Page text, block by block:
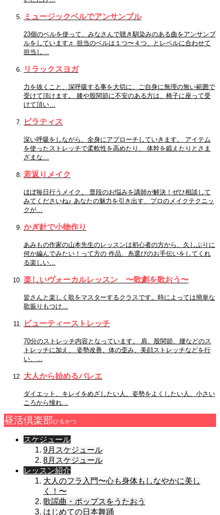
ミュージックベルでアンサンブル
23個のベルを使って、みなさんで聴き馴染みのある曲をアンサンブ
ルをしています♬ 担当のベルは１つ〜４つ、とレベルに合わせて
担当し…
リラックスヨガ
力を抜くこと、深呼吸する事を大切に、ご自身に無理の無い範囲で
受けて頂けます。 膝や股関節に不安のある方は、椅子に座って受
けて頂い…
ピラティス
深い呼吸をしながら、全身にアプローチしていきます。 アイテム
を使ったストレッチで柔軟性を高めたり、 体幹を鍛えたりとさま
ざまな…
若返りメイク
ほぼ毎日行うメイク。 普段のお悩みを講師が解決！ぜひ相談して
みてくださいね♪ あなたの魅力を引き出す、プロのメイクテクニッ
クが…
かぎ針で小物作り
あみもの作家の山本先生のレッスンは初心者の方から、久しぶりに
何か編んでみたい！って方の 作品、糸選びのお手伝いをしてくれ
る楽しい…
楽しいヴォーカルレッスン 〜歌劇を歌おう〜
皆さんと楽しく歌をマスターするクラスです。時によっては簡単な
歌振りもつけ…
ビューティーストレッチ
70分のストレッチ内容となっています。 肩、股関節、腰などのス
トレッチに加え、 姿勢改善、体の歪み、美顔ストレッチなどを行
い、…
大人から始めるバレエ
ダイエット、キレイをめざしたい人、姿勢をよくしたい人、小さい
ころから憧れ…
昼活倶楽部ひるかつ
スケジュール
9月スケジュール
8月スケジュール
レッスン紹介
大人のフラ入門〜心も身体もしなやかに美し
く！〜
歌謡曲・ポップスをうたおう
はじめての日本舞踊